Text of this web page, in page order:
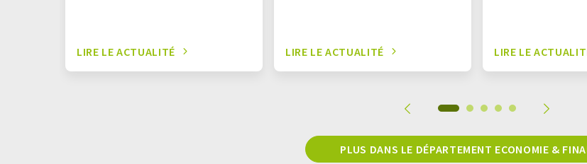
LIRE LE ACTUALITÉ LIRE LE ACTUALITÉ LIRE LE
PLUS DANS LE DÉPARTEMENT ECONOMIE &